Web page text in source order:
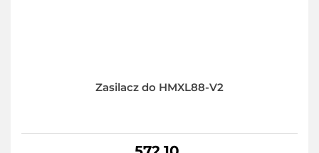
Zasilacz do HMXL88-V2